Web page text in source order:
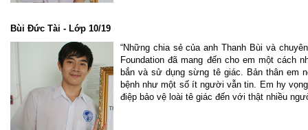
Bùi Đức Tài - Lớp 10/19
“Những chia sẻ của anh Thanh Bùi và
Foundation đã mang đến cho em một cách
bắn và sử dụng sừng tê giác. Bản thân em
bệnh như một số ít người vẫn tin. Em hy
điệp bảo vệ loài tê giác đến với thật nhiều